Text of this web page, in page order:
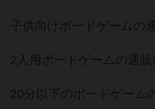
子供向けボードゲームの
2人用ボードゲームの通販
20分以下のボードゲーム